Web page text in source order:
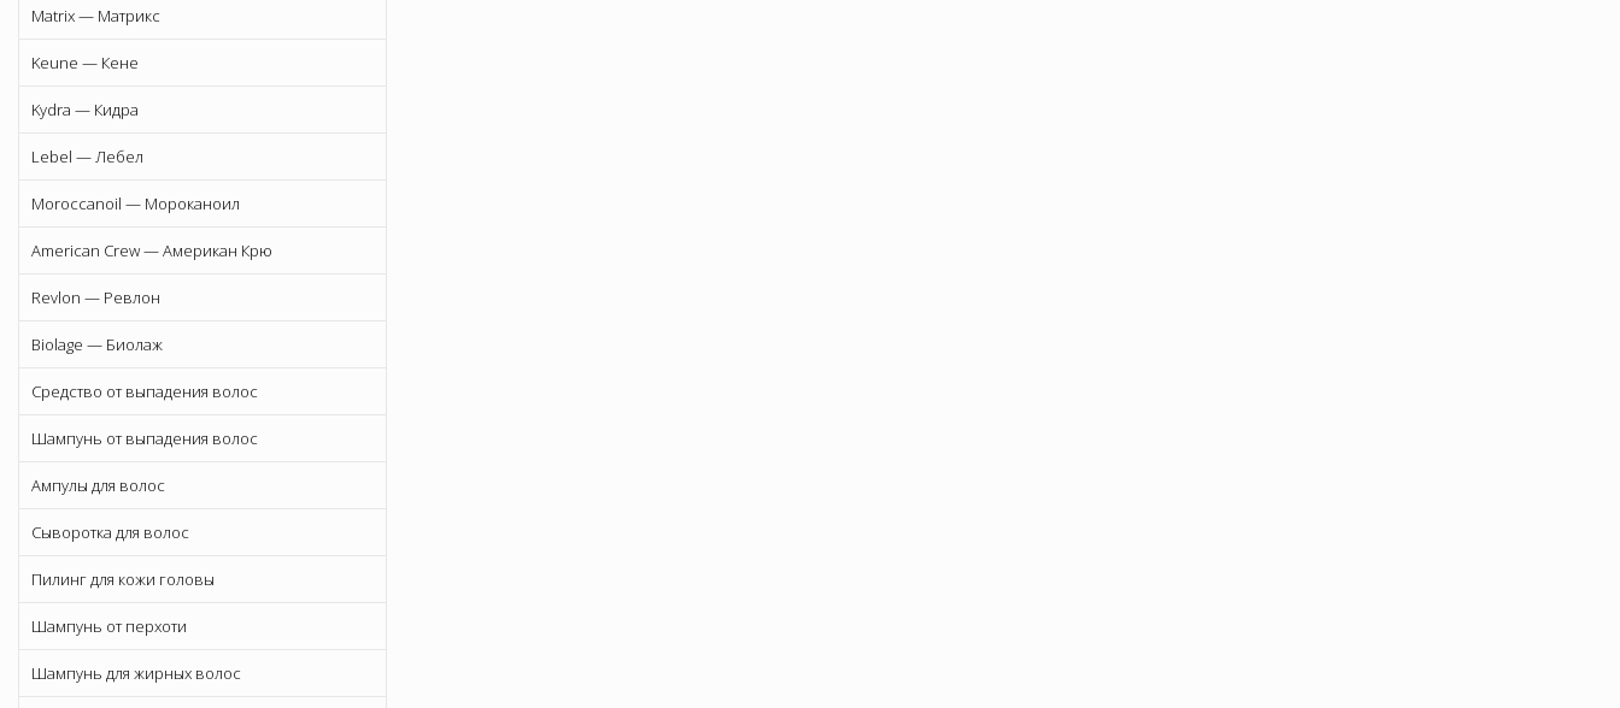
Matrix — Матрикс
Keune — Кене
Kydra — Кидра
Lebel — Лебел
Moroccanoil — Мороканоил
American Crew — Американ Крю
Revlon — Ревлон
Biolage — Биолаж
Средство от выпадения волос
Шампунь от выпадения волос
Ампулы для волос
Сыворотка для волос
Пилинг для кожи головы
Шампунь от перхоти
Шампунь для жирных волос